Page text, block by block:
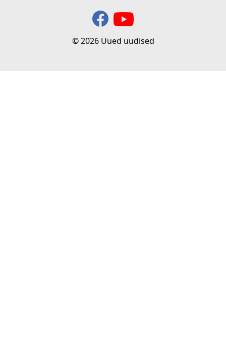
© 2026 Uued uudised